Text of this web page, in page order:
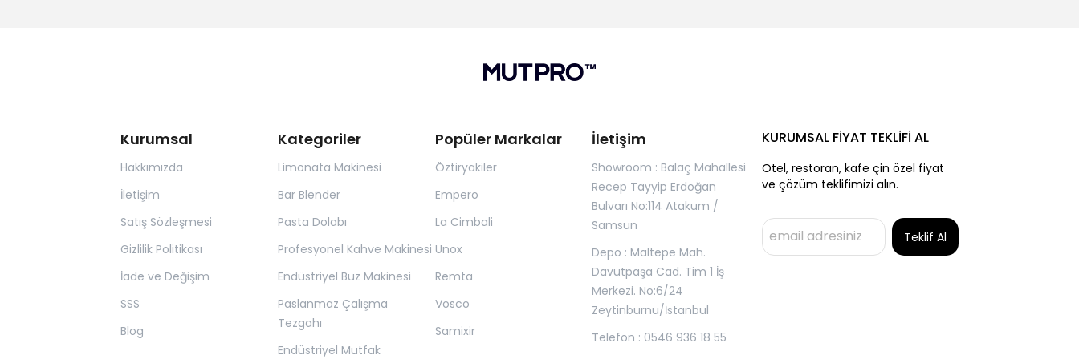
Kurumsal
Hakkımızda
İletişim
Satış Sözleşmesi
Gizlilik Politikası
İade ve Değişim
SSS
Blog
Kategoriler
Limonata Makinesi
Bar Blender
Pasta Dolabı
Profesyonel Kahve Makinesi
Endüstriyel Buz Makinesi
Paslanmaz Çalışma
Tezgahı
Endüstriyel Mutfak
Popüler Markalar
Öztiryakiler
Empero
La Cimbali
Unox
Remta
Vosco
Samixir
İletişim
Showroom : Balaç Mahallesi
Recep Tayyip Erdoğan
Bulvarı No:114 Atakum /
Samsun
Depo : Maltepe Mah.
Davutpaşa Cad. Tim 1 İş
Merkezi. No:6/24
Zeytinburnu/İstanbul
Telefon : 0546 936 18 55
KURUMSAL FİYAT TEKLİFİ AL
Otel, restoran, kafe çin özel fiyat
ve çözüm teklifimizi alın.
Teklif Al